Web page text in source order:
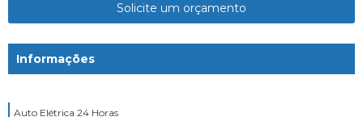
Solicite um orçamento
Informações
Auto Elétrica 24 Horas